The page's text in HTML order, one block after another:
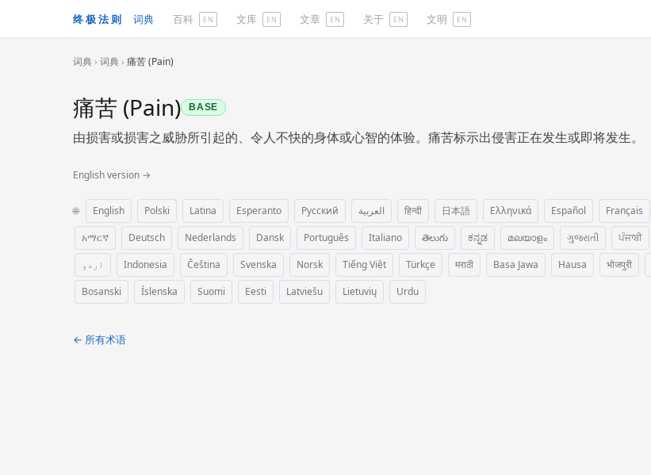
终极法则 词典 百科 EN 文库 EN 文章 EN 关于 EN 文明 EN
词典 › 词典 › 痛苦 (Pain)
痛苦 (Pain) BASE
由损害或损害之威胁所引起的、令人不快的身体或心智的体验。痛苦标示出侵害正在发生或即将发生。
English version →
🌐 English Polski Latina Esperanto Русский العربية हिन्दी 日本語 Ελληνικά Español Français
አማርኛ
Deutsch Nederlands Dansk Português Italiano తెలుగు ಕನ್ನಡ മലയാളം ગુજરાતી ਪੰਜਾਬੀ
اردو
Indonesia Čeština Svenska Norsk Tiếng Việt Türkçe मराठी Basa Jawa Hausa भोजपुरी
Bosanski
Íslenska Suomi Eesti Latviešu Lietuvių Urdu
← 所有术语